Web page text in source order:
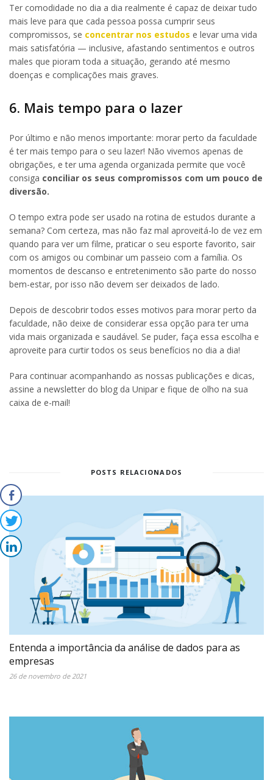
Ter comodidade no dia a dia realmente é capaz de deixar tudo
mais leve para que cada pessoa possa cumprir seus
compromissos, se concentrar nos estudos e levar uma vida
mais satisfatória — inclusive, afastando sentimentos e outros
males que pioram toda a situação, gerando até mesmo
doenças e complicações mais graves.
6. Mais tempo para o lazer
Por último e não menos importante: morar perto da faculdade
é ter mais tempo para o seu lazer! Não vivemos apenas de
obrigações, e ter uma agenda organizada permite que você
consiga conciliar os seus compromissos com um pouco de
diversão.
O tempo extra pode ser usado na rotina de estudos durante a
semana? Com certeza, mas não faz mal aproveitá-lo de vez em
quando para ver um filme, praticar o seu esporte favorito, sair
com os amigos ou combinar um passeio com a família. Os
momentos de descanso e entretenimento são parte do nosso
bem-estar, por isso não devem ser deixados de lado.
Depois de descobrir todos esses motivos para morar perto da
faculdade, não deixe de considerar essa opção para ter uma
vida mais organizada e saudável. Se puder, faça essa escolha e
aproveite para curtir todos os seus benefícios no dia a dia!
Para continuar acompanhando as nossas publicações e dicas,
assine a newsletter do blog da Unipar e fique de olho na sua
caixa de e-mail!
POSTS RELACIONADOS
Entenda a importância da análise de dados para as
empresas
26 de novembro de 2021